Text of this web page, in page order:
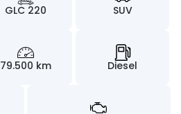
GLC 220 SUV
79.500 km Diesel